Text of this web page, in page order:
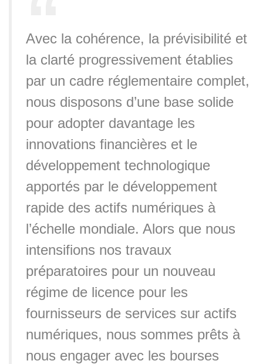
Avec la cohérence, la prévisibilité et
la clarté progressivement établies
par un cadre réglementaire complet,
nous disposons d’une base solide
pour adopter davantage les
innovations financières et le
développement technologique
apportés par le développement
rapide des actifs numériques à
l’échelle mondiale. Alors que nous
intensifions nos travaux
préparatoires pour un nouveau
régime de licence pour les
fournisseurs de services sur actifs
numériques, nous sommes prêts à
nous engager avec les bourses